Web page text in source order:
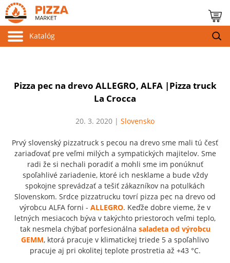
Katalóg
Pizza pec na drevo ALLEGRO, ALFA |Pizza truck
La Crocca
20. 3. 2020 | Slovensko
Prvý slovenský pizzatruck s pecou na drevo sme mali tú česť
zariaďovať pre veľmi milých a sympatických majitelov. Sme
radi že si nechali poradiť a mohli sme im ponúknuť
spoľahlivé zariadenie, ktoré ich nesklame a bude vždy
spokojne sprevádzať a tešiť zákazníkov na potulkách
Slovenskom. Srdce pizzatrucku tovrí pizza pec na drevo od
výrobcu ALFA forni - ALLEGRO. Keďže dobre vieme, že v
letných mesiacoch býva v takýchto priestoroch veľmi teplo,
tak nesmela chýbať porfesionálna saladeta od výrobcu
GEMM, ktorá pracuje v klimatickej triede 5 a spoľahlivo
pracuje aj pri okolitej teplote prostretia až +43 °C.